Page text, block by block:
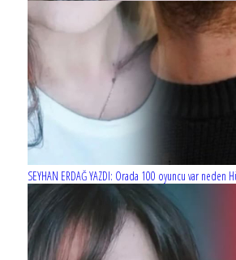
SEYHAN ERDAĞ YAZDI: Orada 100 oyuncu var neden